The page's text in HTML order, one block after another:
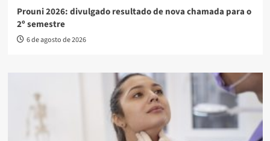
Prouni 2026: divulgado resultado de nova chamada para o
2º semestre
6 de agosto de 2026